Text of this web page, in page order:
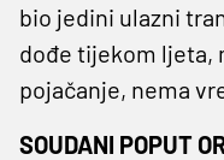
bio jedini ulazni
dođe tijekom ljeta,
pojačanje, nema
SOUDANI POPUT